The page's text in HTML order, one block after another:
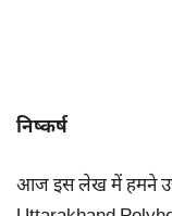
निष्कर्ष
आज इस लेख में हमने